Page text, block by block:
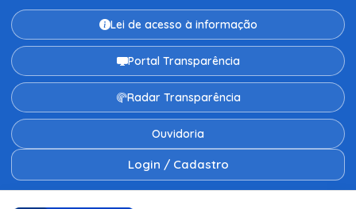
Lei de acesso à informação
Portal Transparência
Radar Transparência
Ouvidoria
Login / Cadastro